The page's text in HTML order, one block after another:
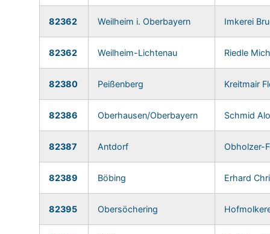
82362 Weilheim i. Oberbayern Imkerei
82362 Weilheim-Lichtenau Riedle
82380 Peißenberg Kreitmair
82386 Oberhausen/Oberbayern Schmid
82387 Antdorf Obholzer-
82389 Böbing Erhard
82395 Obersöchering